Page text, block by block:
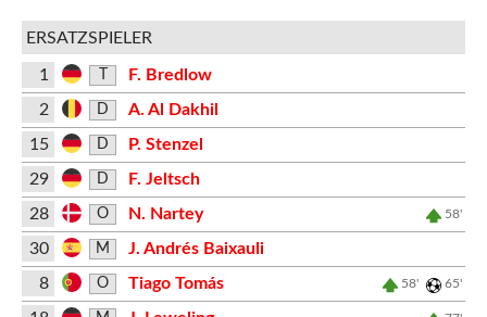
ERSATZSPIELER
1
F. Bredlow
2
D
A. Al Dakhil
15
D
P. Stenzel
29
D
F. Jeltsch
28
O N. Nartey 58'
30 M
J. Andrés Baixauli
8
O Tiago Tomás 58' 65'